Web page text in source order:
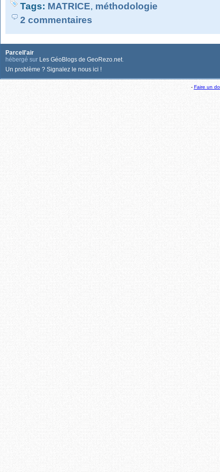
Tags: MATRICE, méthodologie
2 commentaires
Parcell'air
hébergé sur Les GéoBlogs de GeoRezo.net.
Un problème ? Signalez le nous ici !
- Faire un